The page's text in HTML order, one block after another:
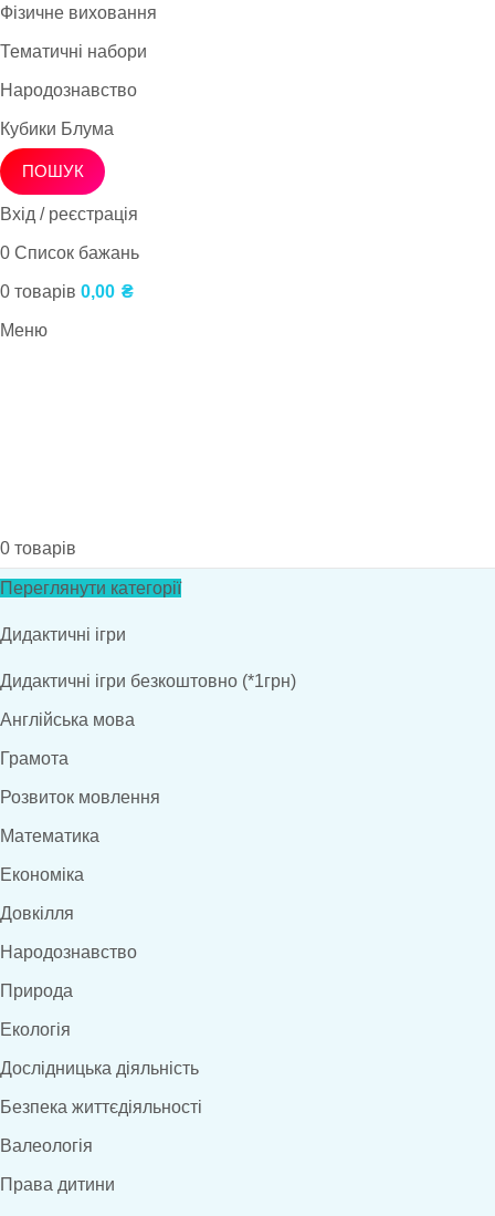
Фізичне виховання
Тематичні набори
Народознавство
Кубики Блума
ПОШУК
Вхід / реєстрація
0 Список бажань
0 товарів 0,00 ₴
Меню
0 товарів
Переглянути категорії
Дидактичні ігри
Дидактичні ігри безкоштовно (*1грн)
Англійська мова
Грамота
Розвиток мовлення
Математика
Економіка
Довкілля
Народознавство
Природа
Екологія
Дослідницька діяльність
Безпека життєдіяльності
Валеологія
Права дитини